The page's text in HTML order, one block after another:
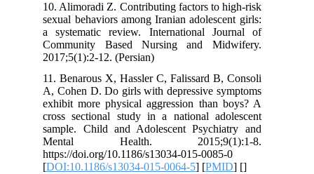
10. Alimoradi Z. Contributing factors to
sexual behaviors among Iranian
a systematic review. International
Community Based Nursing and
2017;5(1):2-12. (Persian)
11. Benarous X, Hassler C, Falissard
A, Cohen D. Do girls with depressive
exhibit more physical aggression than
cross sectional study in a national
sample. Child and Adolescent
Mental Health.
https://doi.org/10.1186/s13034-015-
[DOI:10.1186/s13034-015-0064-5